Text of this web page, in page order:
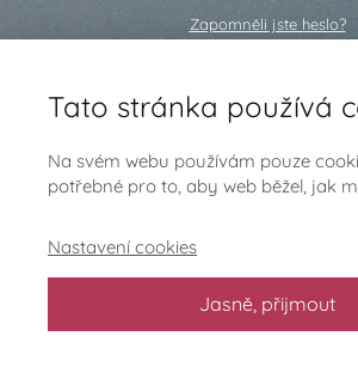
Zapomněli jste heslo?
Ještě nejsi členem a
přidat?
Tato stránka používá
Na svém webu používám pouze
potřebné pro to, aby web běžel, jak
Nastavení cookies
Jasně, přijmout